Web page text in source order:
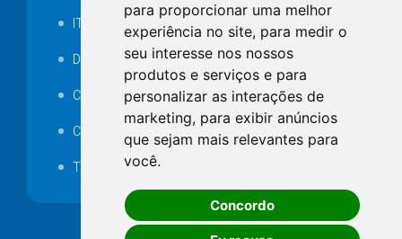
para proporcionar uma melhor
experiência no site, para medir o
seu interesse nos nossos
produtos e serviços e para
personalizar as interações de
marketing, para exibir anúncios
que sejam mais relevantes para
você.
Concordo
ITR
Desapropriações
Catalogo Eletrônico de Padronização
Consórcios Municipais
Telefones Úteis